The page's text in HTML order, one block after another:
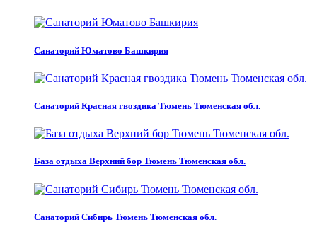
Санаторий Юматово Башкирия
Санаторий Красная гвоздика Тюмень Тюменская обл.
База отдыха Верхний бор Тюмень Тюменская обл.
Санаторий Сибирь Тюмень Тюменская обл.